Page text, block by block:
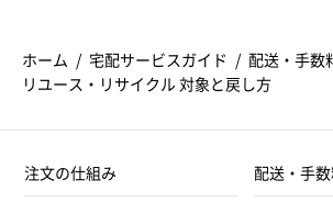
ホーム 宅配サービスガイド
配送・手数
リユース・リサイクル 対象と戻し方
注文の仕組み 配送・手